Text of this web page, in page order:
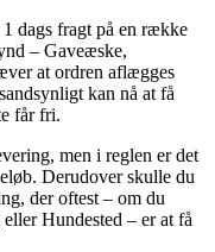
dags fragt på en række
– Gaveæske,
at ordren aflægges
kan nå at få
får fri.
men i reglen er det
Derudover skulle du
der oftest – om du
Hundested – er at få